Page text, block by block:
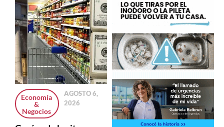
Economía
&
Negocios
AGOSTO 6,
2026